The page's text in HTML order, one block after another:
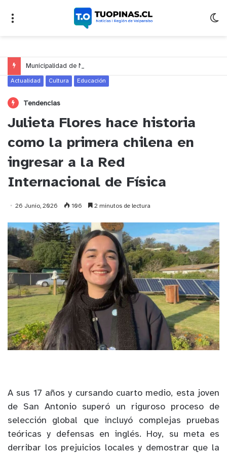
Actualidad Cultura Educación
Tendencias
Julieta Flores hace historia
como la primera chilena en
ingresar a la Red
Internacional de Física
26 Junio, 2026 106 2 minutos de lectura
A sus 17 años y cursando cuarto medio, esta joven
de San Antonio superó un riguroso proceso de
selección global que incluyó complejas pruebas
teóricas y defensas en inglés. Hoy, su meta es
derribar los prejuicios locales y demostrar que la